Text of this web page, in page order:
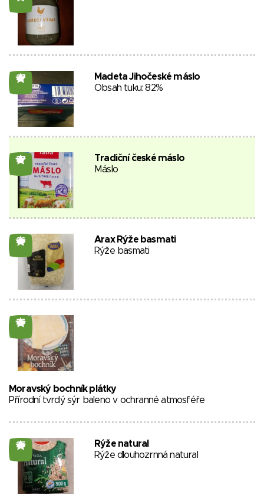
27
Madeta Jihočeské máslo
Obsah tuku: 82%
27
Tradiční české máslo
Máslo
26
Arax Rýže basmati
Rýže basmati
26
Moravský bochník plátky
Přírodní tvrdý sýr baleno v ochranné atmosféře
25
Rýže natural
Rýže dlouhozrnná natural